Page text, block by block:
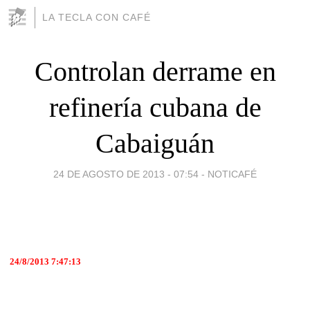
LA TECLA CON CAFÉ
Controlan derrame en
refinería cubana de
Cabaiguán
24 DE AGOSTO DE 2013 - 07:54 - NOTICAFÉ
24/8/2013 7:47:13